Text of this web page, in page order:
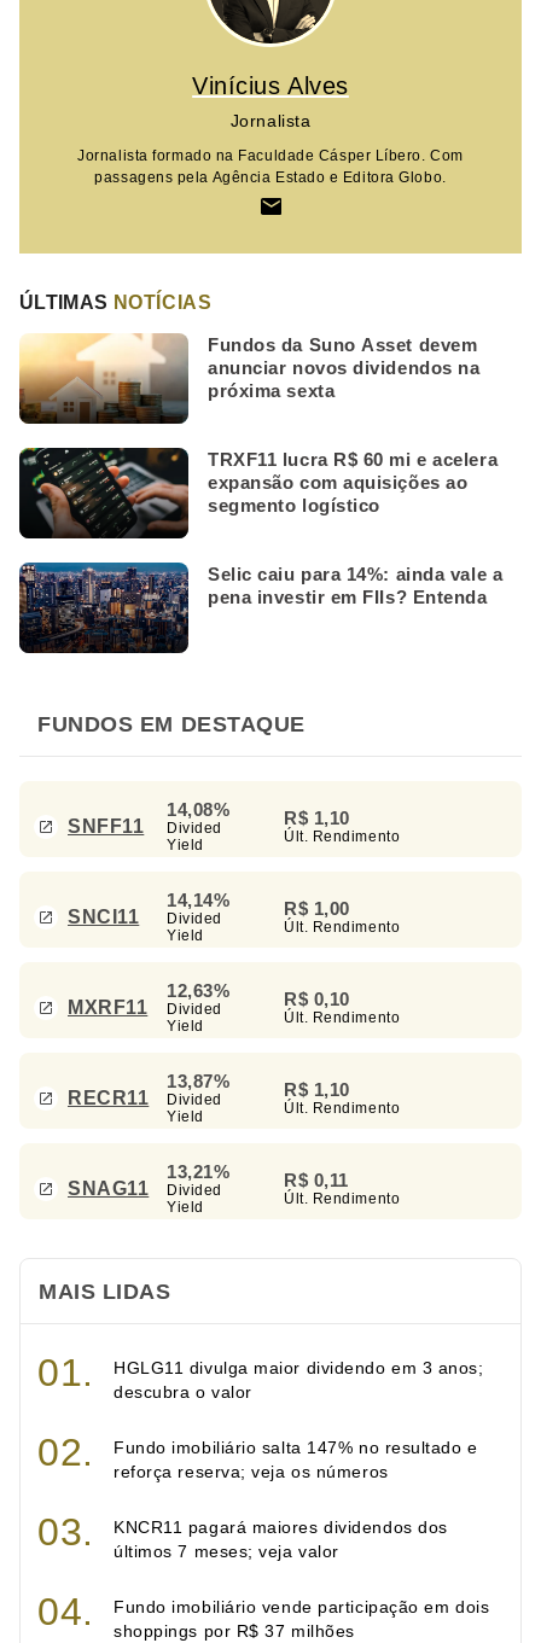
Vinícius Alves
Jornalista
Jornalista formado na Faculdade Cásper Líbero. Com
passagens pela Agência Estado e Editora Globo.
ÚLTIMAS NOTÍCIAS
Fundos da Suno Asset devem
anunciar novos dividendos na
próxima sexta
TRXF11 lucra R$ 60 mi e acelera
expansão com aquisições ao
segmento logístico
Selic caiu para 14%: ainda vale a
pena investir em FIIs? Entenda
FUNDOS EM DESTAQUE
SNFF11
14,08%
Divided
Yield
R$ 1,10
Últ. Rendimento
SNCI11
14,14%
Divided
Yield
R$ 1,00
Últ. Rendimento
MXRF11
12,63%
Divided
Yield
R$ 0,10
Últ. Rendimento
RECR11
13,87%
Divided
Yield
R$ 1,10
Últ. Rendimento
SNAG11
13,21%
Divided
Yield
R$ 0,11
Últ. Rendimento
MAIS LIDAS
HGLG11 divulga maior dividendo em 3 anos;
descubra o valor
Fundo imobiliário salta 147% no resultado e
reforça reserva; veja os números
KNCR11 pagará maiores dividendos dos
últimos 7 meses; veja valor
Fundo imobiliário vende participação em dois
shoppings por R$ 37 milhões